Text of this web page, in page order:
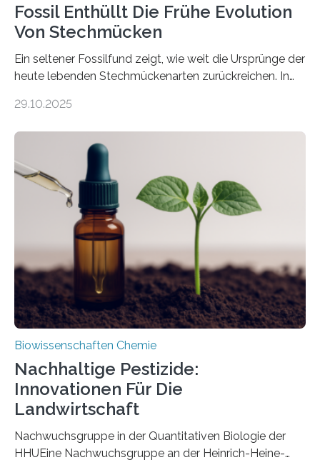
Fossil Enthüllt Die Frühe Evolution
Von Stechmücken
Ein seltener Fossilfund zeigt, wie weit die Ursprünge der
heute lebenden Stechmückenarten zurückreichen. In
Forschende die bisher älteste bekannte Stechmücken-
Region Kachin in Myanmar und hat sich in
ausgezeichnetem Zustand erhalten. Es konnte als neue
Art einer neuen Gattung beschrieben werden und trägt
nun den Namen Cretosabethes primaevus. Dieser erste
fossile Nachweis einer Stechmückenlarve in Bernstein
stellt gleichzeitig den ersten Fossilfund einer
Mückenlarve aus dem Mesozoikum dar, denn…
29.10.2025
Biowissenschaften Chemie
Nachhaltige Pestizide:
Innovationen Für Die
Landwirtschaft
Nachwuchsgruppe in der Quantitativen Biologie der
HHUEine Nachwuchsgruppe an der Heinrich-Heine-